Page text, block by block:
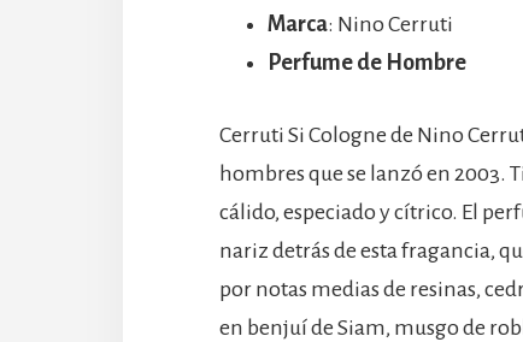
Marca: Nino Cerruti
Perfume de Hombre
Cerruti Si Cologne de Nino
hombres que se lanzó en 2003.
cálido, especiado y cítrico. El
nariz detrás de esta fragancia,
por notas medias de resinas,
en benjuí de Siam, musgo de